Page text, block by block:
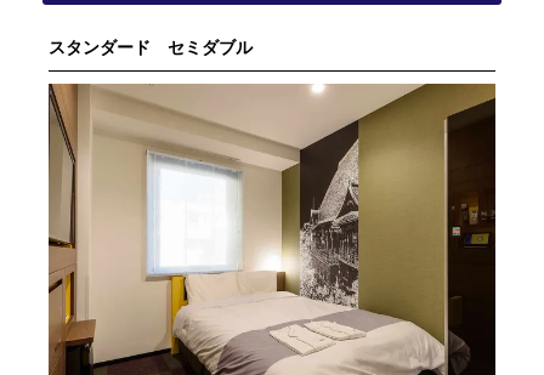
スタンダード セミダブル